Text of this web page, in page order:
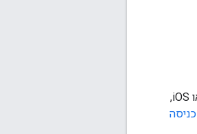
ב-Chrome בכל הפלטפורמות יש תמיכה באימות במכשירים שונים. כדי להשתמש במפתח גישה ממכשיר Android או iOS,
כניסה